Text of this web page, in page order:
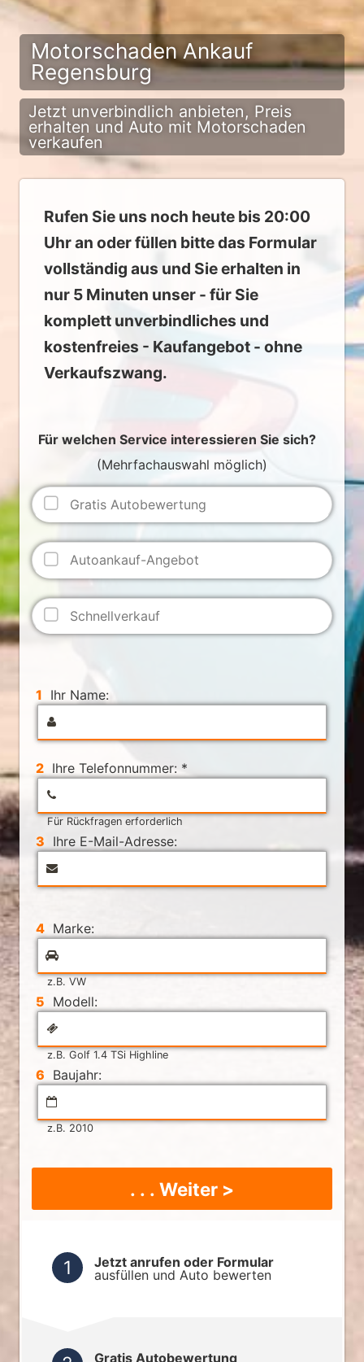
Motorschaden Ankauf
Regensburg
Jetzt unverbindlich anbieten, Preis
erhalten und Auto mit Motorschaden
verkaufen
Rufen Sie uns noch heute bis 20:00
Uhr an oder füllen bitte das Formular
vollständig aus und Sie erhalten in
nur 5 Minuten unser - für Sie
komplett unverbindliches und
kostenfreies - Kaufangebot - ohne
Verkaufszwang.
Für welchen Service interessieren Sie sich?
(Mehrfachauswahl möglich)
Gratis Autobewertung
Autoankauf-Angebot
Schnellverkauf
1 Ihr Name:
2 Ihre Telefonnummer: *
Für Rückfragen erforderlich
3 Ihre E-Mail-Adresse:
4 Marke:
z.B. VW
5 Modell:
z.B. Golf 1.4 TSi Highline
6 Baujahr:
z.B. 2010
. . . Weiter >
Jetzt anrufen oder Formular
ausfüllen und Auto bewerten
Gratis Autobewertung